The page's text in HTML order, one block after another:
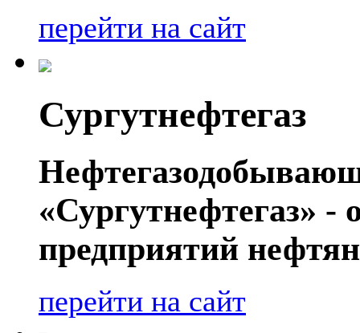
перейти на сайт
Сургутнефтегаз
«Сургутнефтегаз» -
предприятий
перейти на сайт